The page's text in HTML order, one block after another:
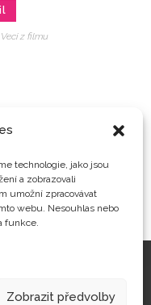
technologie, jako jsou
a zobrazovali
umožní zpracovávat
webu. Nesouhlas nebo
funkce.
Zobrazit předvolby
Veci z filmu